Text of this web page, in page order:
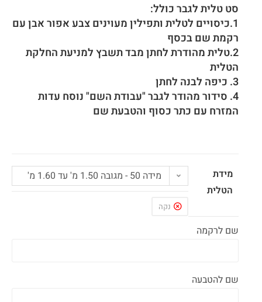
סט טלית לגבר כולל:
1.כיסויים לטלית ותפילין מעוינים צבע אפור אבן עם
רקמת שם בכסף
2.טלית מהודרת לחתן מבד תשבץ למניעת החלקת
הטלית
3. כיפה לבנה לחתן
4. סידור מהודר לגבר "עבודת השם" נוסח עדות
המזרח עם כתר כסוף והטבעת שם
מידת
הטלית
מידה 50 - מגובה 1.50 מ' עד 1.60 מ'
נקה
שם לרקמה
שם להטבעה